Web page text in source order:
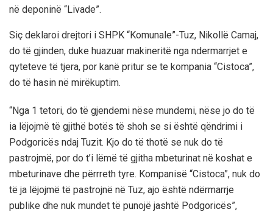
në deponinë “Livade”.
Siç deklaroi drejtori i SHPK “Komunale”-Tuz, Nikollë Camaj,
do të gjinden, duke huazuar makineritë nga ndermarrjet e
qyteteve të tjera, por kanë pritur se te kompania “Cistoca”,
do të hasin në mirëkuptim.
“Nga 1 tetori, do të gjendemi nëse mundemi, nëse jo do të
ia lëjojmë të gjithë botës të shoh se si është qëndrimi i
Podgoricës ndaj Tuzit. Kjo do të thotë se nuk do të
pastrojmë, por do t’i lëmë të gjitha mbeturinat në koshat e
mbeturinave dhe përrreth tyre. Kompanisë “Cistoca”, nuk do
të ja lëjojmë të pastrojnë në Tuz, ajo është ndërmarrje
publike dhe nuk mundet të punojë jashtë Podgoricës”,